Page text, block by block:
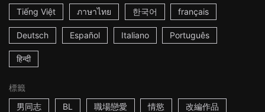
Tiếng Việt ภาษาไทย 한국어 français
Deutsch Español Italiano Português
हिन्दी
標籤
男同志
BL 職場戀愛 情慾 改編作品